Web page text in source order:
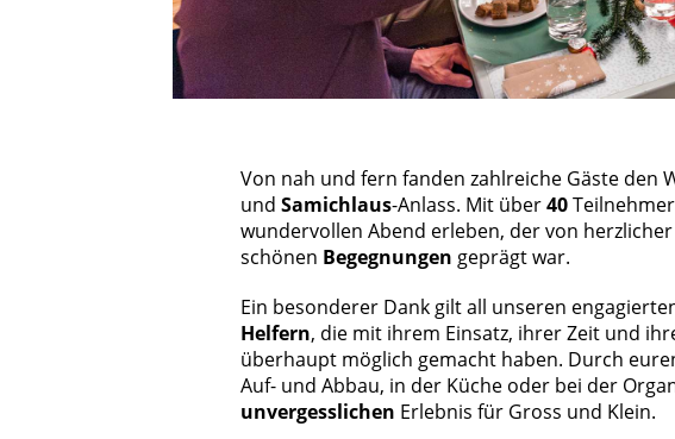
Von nah und fern fanden zahlreiche Gäste den
und Samichlaus-Anlass. Mit über40
wundervollen Abend erleben, der von
schönen Begegnungen geprägt war.
Ein besonderer Dank gilt all unseren
Helfern, die mit ihrem Einsatz, ihrer Zeit und
überhaupt möglich gemacht haben. Durch
Auf- und Abbau, in der Küche oder bei der
unvergesslichen Erlebnis für Gross und Klein.